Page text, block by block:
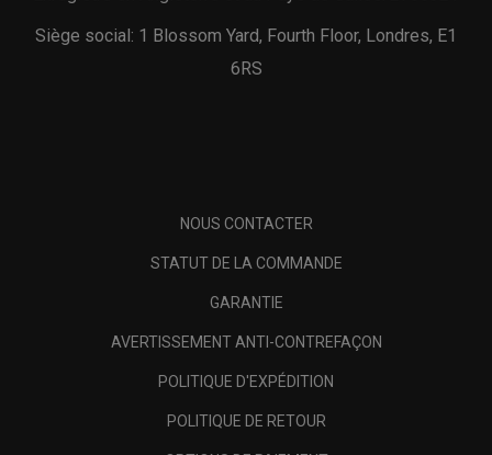
Siège social: 1 Blossom Yard, Fourth Floor, Londres, E1
6RS
NOUS CONTACTER
STATUT DE LA COMMANDE
GARANTIE
AVERTISSEMENT ANTI-CONTREFAÇON
POLITIQUE D'EXPÉDITION
POLITIQUE DE RETOUR